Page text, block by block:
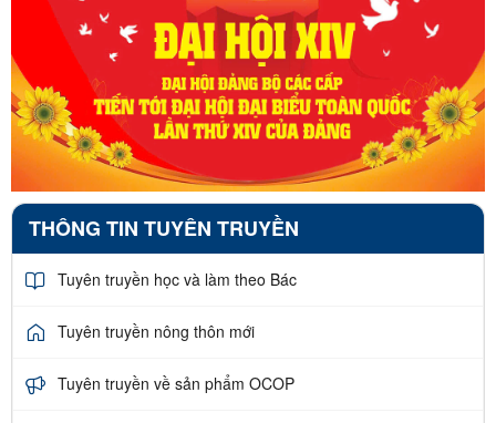
THÔNG TIN TUYÊN TRUYỀN
Tuyên truyền học và làm theo Bác
Tuyên truyền nông thôn mới
Tuyên truyền về sản phẩm OCOP